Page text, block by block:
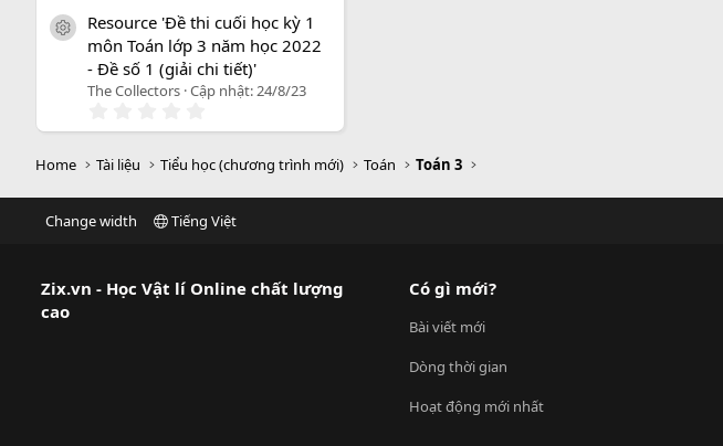
0
0
s
a
o
icon tài liệu
Resource 'Đề thi cuối học kỳ 1
môn Toán lớp 3 năm học 2022
- Đề số 1 (giải chi tiết)'
The Collectors Cập nhật:24/8/23
.
0
s
a
Home Tài liệu Tiểu học (chương trình mới) Toán Toán 3
Change width Tiếng Việt
Zix.vn - Học Vật lí Online chất lượng
cao
Có gì mới?
Bài viết mới
Dòng thời gian
Hoạt động mới nhất